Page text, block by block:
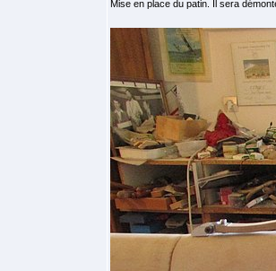
Mise en place du patin. Il sera